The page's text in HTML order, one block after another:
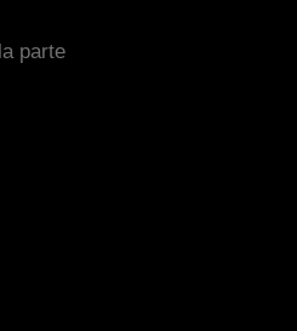
parte